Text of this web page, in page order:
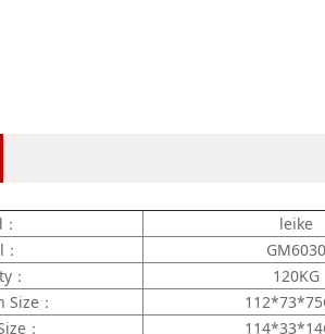
leike
GM6030
：
120KG
：
：